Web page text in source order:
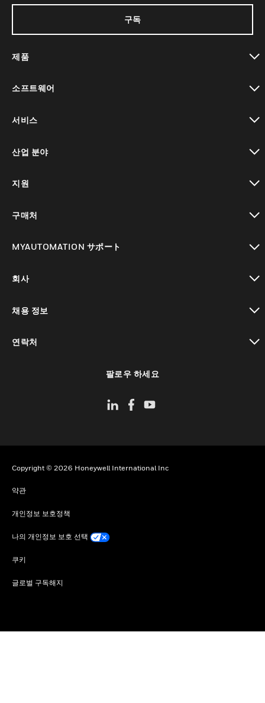
구독
제품
소프트웨어
서비스
산업 분야
지원
구매처
MYAUTOMATION サポート
회사
채용 정보
연락처
팔로우 하세요
Copyright © 2026 Honeywell International Inc
약관
개인정보 보호정책
나의 개인정보 보호 선택
쿠키
글로벌 구독해지